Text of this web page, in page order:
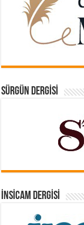
SÜRGÜN DERGISI
İNSICAM DERGISI